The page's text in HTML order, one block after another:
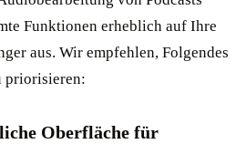
Funktionen erheblich auf Ihre
aus. Wir empfehlen, Folgendes
priorisieren:
Oberfläche für